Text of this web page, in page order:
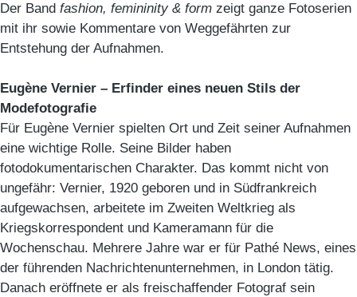
Der Band fashion, femininity & form zeigt ganze Fotoserien
mit ihr sowie Kommentare von Weggefährten zur
Entstehung der Aufnahmen.
Eugène Vernier – Erfinder eines neuen Stils der
Modefotografie
Für Eugène Vernier spielten Ort und Zeit seiner Aufnahmen
eine wichtige Rolle. Seine Bilder haben
fotodokumentarischen Charakter. Das kommt nicht von
ungefähr: Vernier, 1920 geboren und in Südfrankreich
aufgewachsen, arbeitete im Zweiten Weltkrieg als
Kriegskorrespondent und Kameramann für die
Wochenschau. Mehrere Jahre war er für Pathé News, eines
der führenden Nachrichtenunternehmen, in London tätig.
Danach eröffnete er als freischaffender Fotograf sein